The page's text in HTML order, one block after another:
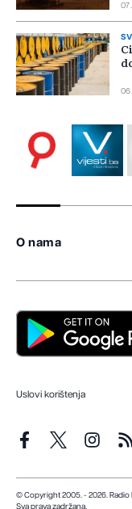
O nama
Uslovi korištenja
© Copyright 2005. - 2026. Radio
Sva prava zadržana.